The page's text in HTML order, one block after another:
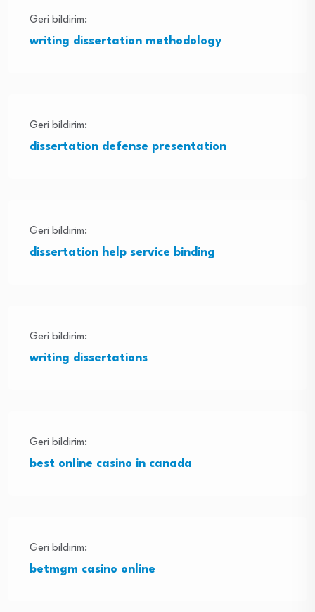
Geri bildirim:
writing dissertation methodology
Geri bildirim:
dissertation defense presentation
Geri bildirim:
dissertation help service binding
Geri bildirim:
writing dissertations
Geri bildirim:
best online casino in canada
Geri bildirim:
betmgm casino online